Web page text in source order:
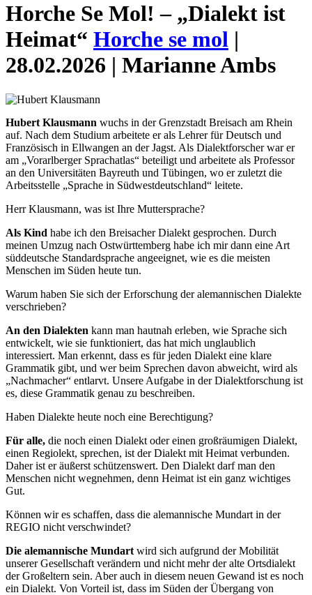
Horche Se Mol! – „Dialekt ist
Heimat“ Horche se mol |
28.02.2026 | Marianne Ambs
Hubert Klausmann wuchs in der Grenzstadt Breisach am Rhein
auf. Nach dem Studium arbeitete er als Lehrer für Deutsch und
Französisch in Ellwangen an der Jagst. Als Dialektforscher war er
am „Vorarlberger Sprachatlas“ beteiligt und arbeitete als Professor
an den Universitäten Bayreuth und Tübingen, wo er zuletzt die
Arbeitsstelle „Sprache in Südwestdeutschland“ leitete.
Herr Klausmann, was ist Ihre Muttersprache?
Als Kind habe ich den Breisacher Dialekt gesprochen. Durch
meinen Umzug nach Ostwürttemberg habe ich mir dann eine Art
süddeutsche Standardsprache angeeignet, wie es die meisten
Menschen im Süden heute tun.
Warum haben Sie sich der Erforschung der alemannischen Dialekte
verschrieben?
An den Dialekten kann man hautnah erleben, wie Sprache sich
entwickelt, wie sie funktioniert, das hat mich unglaublich
interessiert. Man erkennt, dass es für jeden Dialekt eine klare
Grammatik gibt, und wer beim Sprechen davon abweicht, wird als
„Nachmacher“ entlarvt. Unsere Aufgabe in der Dialektforschung ist
es, diese Grammatik genau zu beschreiben.
Haben Dialekte heute noch eine Berechtigung?
Für alle, die noch einen Dialekt oder einen großräumigen Dialekt,
einen Regiolekt, sprechen, ist der Dialekt mit Heimat verbunden.
Daher ist er äußerst schützenswert. Den Dialekt darf man den
Menschen nicht wegnehmen, denn Heimat ist ein ganz wichtiges
Gut.
Können wir es schaffen, dass die alemannische Mundart in der
REGIO nicht verschwindet?
Die alemannische Mundart wird sich aufgrund der Mobilität
unserer Gesellschaft verändern und nicht mehr der alte Ortsdialekt
der Großeltern sein. Aber auch in diesem neuen Gewand ist es noch
ein Dialekt. Von Vorteil ist, dass im Süden der Übergang von